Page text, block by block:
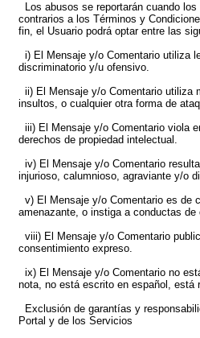
Los abusos se reportarán cuando
contrarios a los Términos y
fin, el Usuario podrá optar entre las
i) El Mensaje y/o Comentario utiliza
discriminatorio y/u ofensivo.
ii) El Mensaje y/o Comentario utiliza
insultos, o cualquier otra forma de
iii) El Mensaje y/o Comentario viola
derechos de propiedad intelectual.
iv) El Mensaje y/o Comentario
injurioso, calumnioso, agraviante y/o
v) El Mensaje y/o Comentario es de
amenazante, o instiga a conductas
viii) El Mensaje y/o Comentario
consentimiento expreso.
ix) El Mensaje y/o Comentario no
nota, no está escrito en español, está
Exclusión de garantías y
Portal y de los Servicios